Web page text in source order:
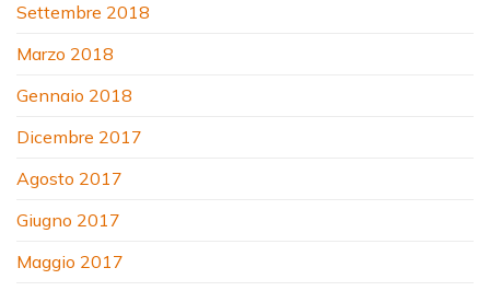
Settembre 2018
Marzo 2018
Gennaio 2018
Dicembre 2017
Agosto 2017
Giugno 2017
Maggio 2017